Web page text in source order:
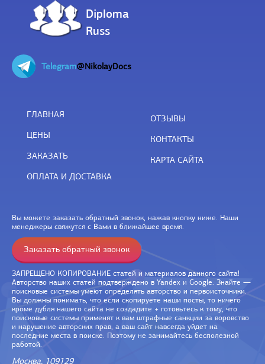
Diploma
Russ
Telegram@NikolayDocs
ГЛАВНАЯ
ЦЕНЫ
ЗАКАЗАТЬ
ОПЛАТА И ДОСТАВКА
ОТЗЫВЫ
КОНТАКТЫ
КАРТА САЙТА
Вы можете заказать обратный звонок, нажав кнопку ниже. Наши
менеджеры свяжутся с Вами в ближайшее время.
Заказать обратный звонок
ЗАПРЕЩЕНО КОПИРОВАНИЕ статей и материалов данного сайта!
Авторство наших статей подтверждено в Yandex и Google. Знайте —
поисковые системы умеют определять авторство и первоисточники.
Вы должны понимать, что если скопируете наши посты, то ничего
кроме дубля нашего сайта не создадите + готовьтесь к тому, что
поисковые системы применят к вам штрафные санкции за воровство
и нарушение авторских прав, а ваш сайт навсегда уйдет на
последние места в поиске. Поэтому не занимайтесь бесполезной
работой.
Москва, 109129